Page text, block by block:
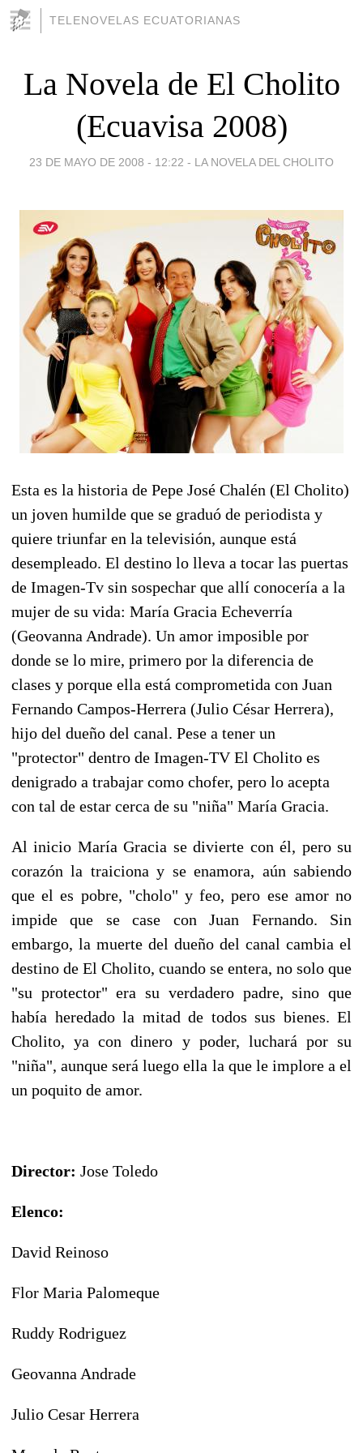
TELENOVELAS ECUATORIANAS
La Novela de El Cholito
(Ecuavisa 2008)
23 DE MAYO DE 2008 - 12:22 - LA NOVELA DEL CHOLITO
Esta es la historia de Pepe José Chalén (El Cholito)
un joven humilde que se graduó de periodista y
quiere triunfar en la televisión, aunque está
desempleado. El destino lo lleva a tocar las puertas
de Imagen-Tv sin sospechar que allí conocería a la
mujer de su vida: María Gracia Echeverría
(Geovanna Andrade). Un amor imposible por
donde se lo mire, primero por la diferencia de
clases y porque ella está comprometida con Juan
Fernando Campos-Herrera (Julio César Herrera),
hijo del dueño del canal. Pese a tener un
"protector" dentro de Imagen-TV El Cholito es
denigrado a trabajar como chofer, pero lo acepta
con tal de estar cerca de su "niña" María Gracia.
Al inicio María Gracia se divierte con él, pero su
corazón la traiciona y se enamora, aún sabiendo
que el es pobre, "cholo" y feo, pero ese amor no
impide que se case con Juan Fernando. Sin
embargo, la muerte del dueño del canal cambia el
destino de El Cholito, cuando se entera, no solo que
"su protector" era su verdadero padre, sino que
había heredado la mitad de todos sus bienes. El
Cholito, ya con dinero y poder, luchará por su
"niña", aunque será luego ella la que le implore a el
un poquito de amor.
Director: Jose Toledo
Elenco:
David Reinoso
Flor Maria Palomeque
Ruddy Rodriguez
Geovanna Andrade
Julio Cesar Herrera